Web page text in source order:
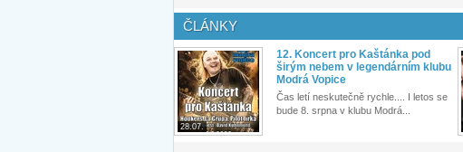
ČLÁNKY
28.07.
12. Koncert pro Kaštánka pod
širým nebem v legendárním klubu
Modrá Vopice
Čas letí neskutečně rychle.... I letos se
bude 8. srpna v klubu Modrá...